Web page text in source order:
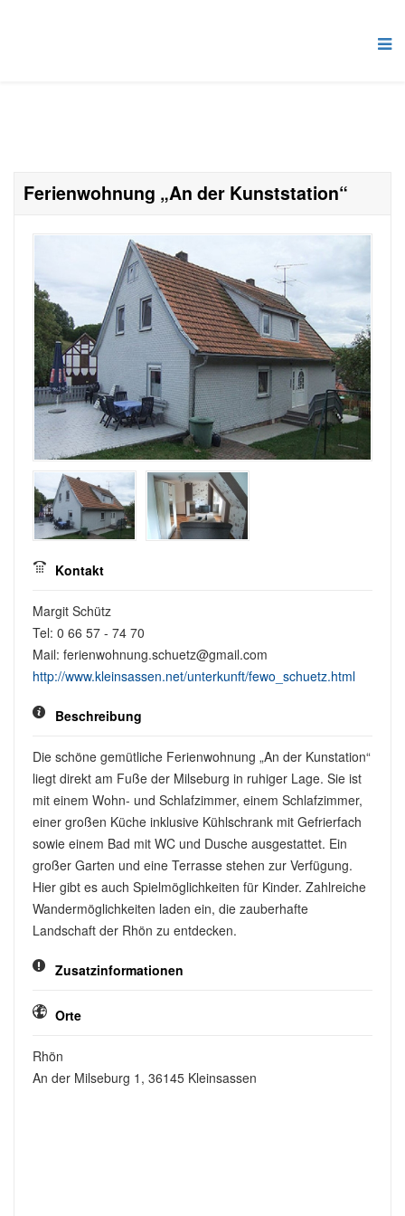
Ferienwohnung „An der Kunststation“
Kontakt
Margit Schütz
Tel: 0 66 57 - 74 70
Mail: ferienwohnung.schuetz@gmail.com
http://www.kleinsassen.net/unterkunft/fewo_schuetz.html
Beschreibung
Die schöne gemütliche Ferienwohnung „An der Kunstation“
liegt direkt am Fuße der Milseburg in ruhiger Lage. Sie ist
mit einem Wohn- und Schlafzimmer, einem Schlafzimmer,
einer großen Küche inklusive Kühlschrank mit Gefrierfach
sowie einem Bad mit WC und Dusche ausgestattet. Ein
großer Garten und eine Terrasse stehen zur Verfügung.
Hier gibt es auch Spielmöglichkeiten für Kinder. Zahlreiche
Wandermöglichkeiten laden ein, die zauberhafte
Landschaft der Rhön zu entdecken.
Zusatzinformationen
Orte
Rhön
An der Milseburg 1, 36145 Kleinsassen